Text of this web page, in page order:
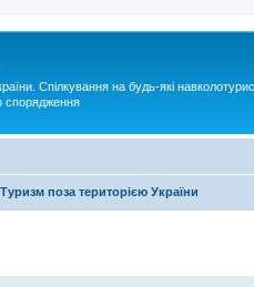
Спілкування на будь-які
спорядження
Туризм поза територією України